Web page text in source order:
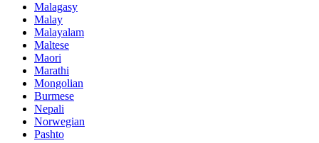
Malagasy
Malay
Malayalam
Maltese
Maori
Marathi
Mongolian
Burmese
Nepali
Norwegian
Pashto